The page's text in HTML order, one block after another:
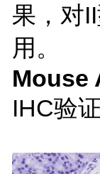
果，对
用。
Mouse
IHC验